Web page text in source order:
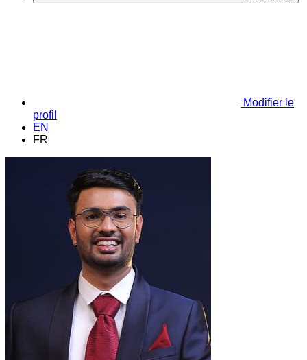
Modifier le
profil
EN
FR